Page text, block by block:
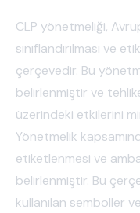
CLP yönetmeliği,
sınıflandırılması ve
çerçevedir. Bu
belirlenmiştir ve
üzerindeki etkilerini
Yönetmelik
etiketlenmesi ve
belirlenmiştir. Bu
kullanılan semboller